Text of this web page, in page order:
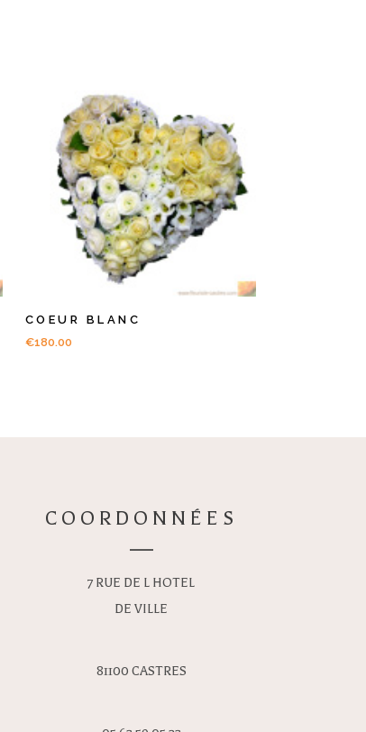
COEUR BLANC
€180.00
COORDONNÉES
7 RUE DE L HOTEL
DE VILLE
81100 CASTRES